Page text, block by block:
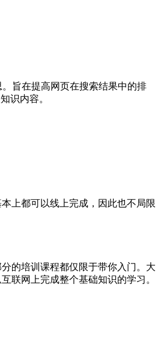
。旨在提高网页在搜索结果中的排
识内容。
上都可以线上完成，因此也不局限
的培训课程都仅限于带你入门。大
联网上完成整个基础知识的学习。